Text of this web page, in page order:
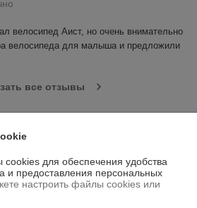
велосипед Аист, но очень внимательно
велосипеда для малыша и предложили
все отзывы
для обеспечения удобства
и предоставления персональных
настроить файлы cookies или